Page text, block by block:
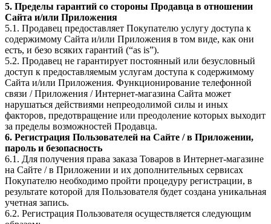
5. Пределы гарантий со стороны Продавца в отношении
Сайта и/или Приложения
5.1. Продавец предоставляет Покупателю услугу доступа к
содержимому Сайта и/или Приложения в том виде, как они
есть, и безо всяких гарантий (“as is”).
5.2. Продавец не гарантирует постоянный или безусловный
доступ к предоставляемым услугам доступа к содержимому
Сайта и/или Приложения. Функционирование телефонной
связи / Приложения / Интернет-магазина Сайта может
нарушаться действиями непреодолимой силы и иных
факторов, предотвращение или преодоление которых выходит
за пределы возможностей Продавца.
6. Регистрация Пользователей на Сайте / в Приложении,
пароль и безопасность
6.1. Для получения права заказа Товаров в Интернет-магазине
на Сайте / в Приложении и их дополнительных сервисах
Покупателю необходимо пройти процедуру регистрации, в
результате которой для Пользователя будет создана уникальная
учетная запись.
6.2. Регистрация Пользователя осуществляется следующим